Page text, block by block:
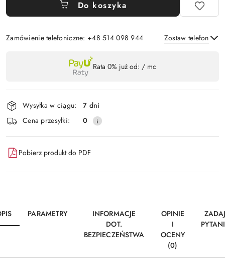
Do koszyka
Zamówienie telefoniczne: +48 514 098 944 Zostaw telefon
płatność
i
dostawa
Rata 0% już od: / mc
Wysyłka w ciągu:
7 dni
Cena przesyłki:
0
Pobierz produkt do PDF
PARAMETRY
INFORMACJE
DOT.
BEZPIECZEŃSTWA
OPINIE
I
OCENY
(0)